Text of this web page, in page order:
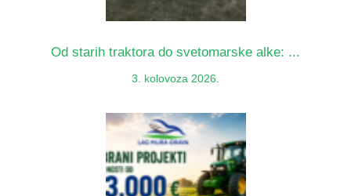
Od starih traktora do svetomarske alke: ...
3. kolovoza 2026.